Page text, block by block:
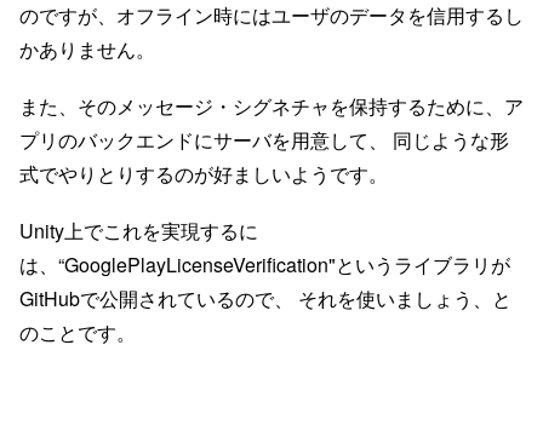
のですが、オフライン時にはユーザのデータを信用するし
かありません。
また、そのメッセージ・シグネチャを保持するために、ア
プリのバックエンドにサーバを用意して、 同じような形
式でやりとりするのが好ましいようです。
Unity上でこれを実現するに
は、“GooglePlayLicenseVerification"というライブラリが
GitHubで公開されているので、 それを使いましょう、と
のことです。